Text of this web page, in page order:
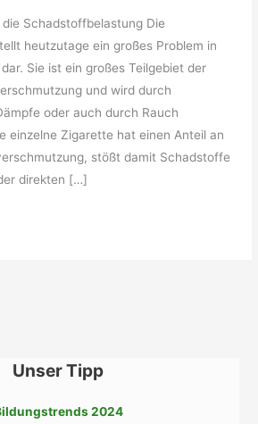
Schadstoffbelastung Die
heutzutage ein großes Problem in
Sie ist ein großes Teilgebiet der
und wird durch
oder auch durch Rauch
einzelne Zigarette hat einen Anteil an
stößt damit Schadstoffe
direkten […]
Unser Tipp
2024